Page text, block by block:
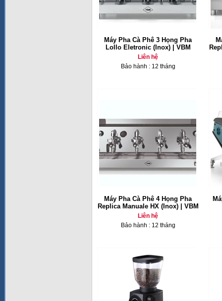
Máy Pha Cà Phê 3 Họng Pha
Lollo Eletronic (Inox) | VBM
Liên hệ
Bảo hành : 12 tháng
Máy Pha Cà Phê 4 Họng Pha
Replica Manuale HX (Inox) | VBM
Liên hệ
Bảo hành : 12 tháng